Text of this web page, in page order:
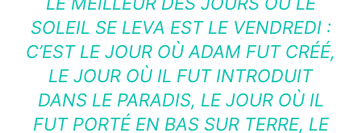
SOLEIL SE LEVA EST LE VENDREDI :
C’EST LE JOUR OÙ ADAM FUT CRÉÉ,
LE JOUR OÙ IL FUT INTRODUIT
DANS LE PARADIS, LE JOUR OÙ IL
FUT PORTÉ EN BAS SUR TERRE, LE